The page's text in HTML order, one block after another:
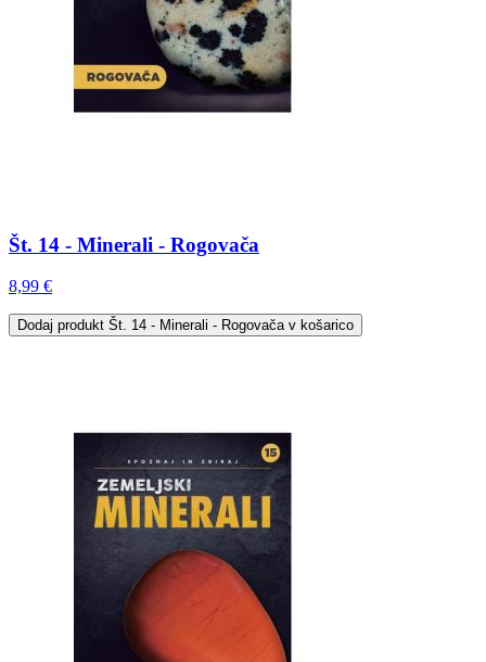
Št. 14 - Minerali - Rogovača
8,99 €
Dodaj produkt Št. 14 - Minerali - Rogovačav košarico